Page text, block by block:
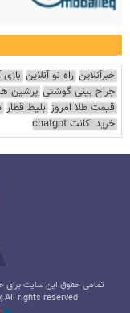
خبرآنلاین راه نو آنلاین بازی
جراح بینی گوشتی پرشین
قیمت طلا امروز بلیط قطار
خرید اکانت chatgpt
تمامی حقوق این سایت برای
All rights reserved